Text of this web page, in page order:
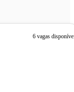
6 vagas